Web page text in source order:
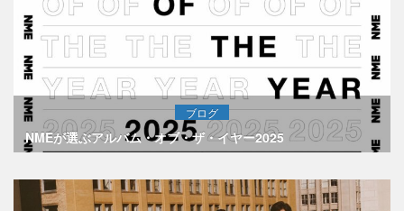
ブログ
NMEが選ぶアルバム・オブ・ザ・イヤー2025